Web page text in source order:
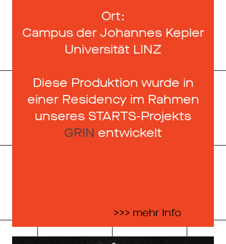
Ort:
Campus der Johannes Kepler
Universität LINZ
Diese Produktion wurde in
einer Residency im Rahmen
unseres STARTS-Projekts
GRIN entwickelt
>>> mehr Info